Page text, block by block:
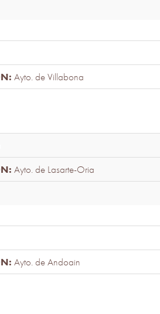
Ayto. de Villabona
Ayto. de Lasarte-Oria
Ayto. de Andoain